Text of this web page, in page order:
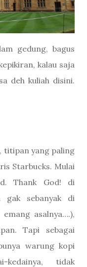
gedung, bagus
kalau saja
deh kuliah disini.
titipan yang paling
Starbucks. Mulai
Thank God! di
gak sebanyak di
asalnya….),
Tapi sebagai
warung kopi
tidak